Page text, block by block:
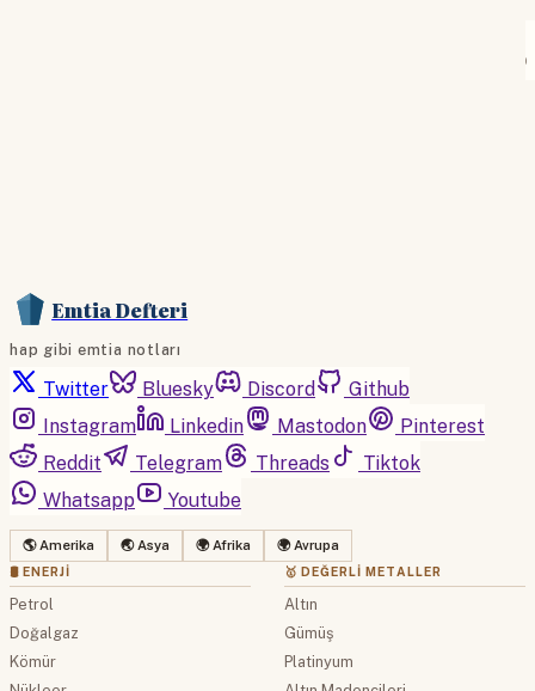
09.30
Emtia Defteri
hap gibi emtia notları
Twitter Bluesky Discord
Github
Instagram
Linkedin Mastodon
Pinterest
Reddit
Telegram Threads
Tiktok
Whatsapp
Youtube
🌎 Amerika 🌏 Asya 🌍 Afrika 🌍 Avrupa
🛢 ENERJI
Petrol
Doğalgaz
Kömür
🥇 DEĞERLI METALLER
Altın
Gümüş
Platinyum